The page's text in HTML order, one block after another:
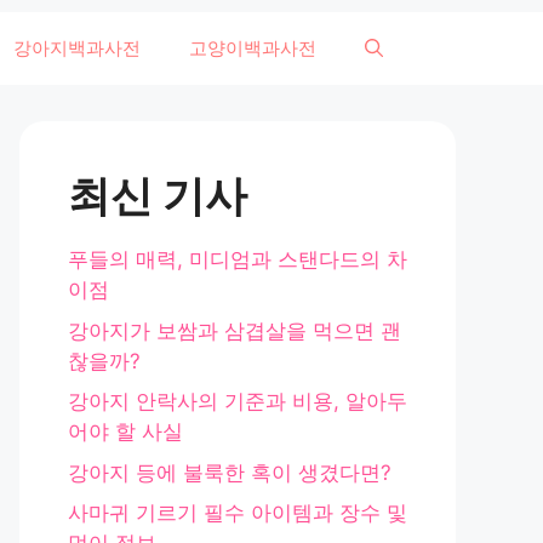
강아지백과사전 고양이백과사전
최신 기사
푸들의 매력, 미디엄과 스탠다드의 차
이점
강아지가 보쌈과 삼겹살을 먹으면 괜
찮을까?
강아지 안락사의 기준과 비용, 알아두
어야 할 사실
강아지 등에 불룩한 혹이 생겼다면?
사마귀 기르기 필수 아이템과 장수 및